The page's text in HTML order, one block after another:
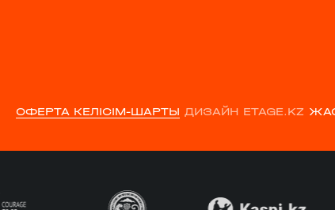
ОФЕРТА КЕЛІСІМ-ШАРТЫ ДИЗАЙН ETAGE.KZ